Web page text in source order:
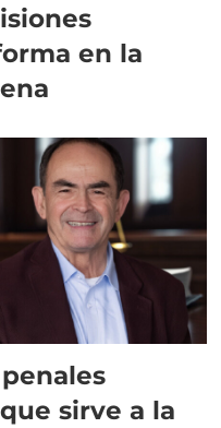
en la
sirve a la